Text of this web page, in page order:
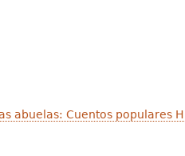
abuelas: Cuentos populares